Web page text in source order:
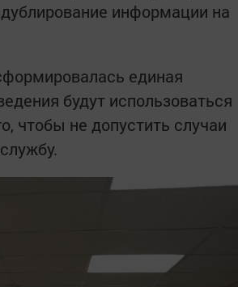
информации на
единая
будут использоваться
чтобы не допустить случаи